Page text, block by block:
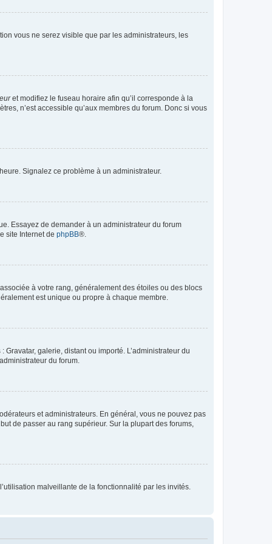
vous ne serez visible que par les administrateurs, les
et modifiez le fuseau horaire afin qu’il corresponde à la
n’est accessible qu’aux membres du forum. Donc si vous
Signalez ce problème à un administrateur.
Essayez de demander à un administrateur du forum
site Internet de phpBB®.
à votre rang, généralement des étoiles ou des blocs
est unique ou propre à chaque membre.
galerie, distant ou importé. L’administrateur du
du forum.
et administrateurs. En général, vous ne pouvez pas
de passer au rang supérieur. Sur la plupart des forums,
malveillante de la fonctionnalité par les invités.